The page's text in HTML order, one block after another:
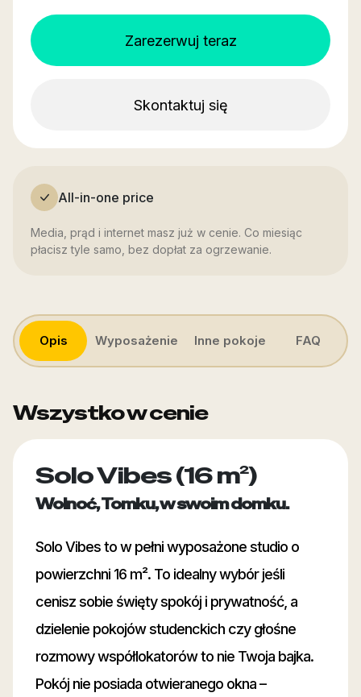
Zarezerwuj teraz
Skontaktuj się
All-in-one price
Media, prąd i internet masz już w cenie. Co miesiąc
płacisz tyle samo, bez dopłat za ogrzewanie.
Opis Wyposażenie Inne pokoje FAQ
Wszystko w cenie
Solo Vibes (16 m²)
Wolnoć, Tomku, w swoim domku.
Solo Vibes to w pełni wyposażone studio o
powierzchni 16 m². To idealny wybór jeśli
cenisz sobie święty spokój i prywatność, a
dzielenie pokojów studenckich czy głośne
rozmowy współlokatorów to nie Twoja bajka.
Pokój nie posiada otwieranego okna –